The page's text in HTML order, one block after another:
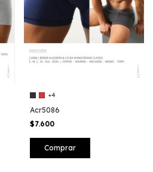
+4
Acr5086
$7.600
Comprar